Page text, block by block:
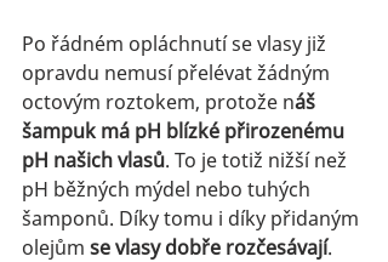
Po řádném opláchnutí se vlasy již
opravdu nemusí přelévat žádným
octovým roztokem, protože náš
šampuk má pH blízké přirozenému
pH našich vlasů. To je totiž nižší než
pH běžných mýdel nebo tuhých
šamponů. Díky tomu i díky přidaným
olejům se vlasy dobře rozčesávají.